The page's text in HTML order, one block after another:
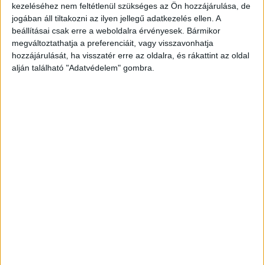
kezeléséhez nem feltétlenül szükséges az Ön hozzájárulása, de
jogában áll tiltakozni az ilyen jellegű adatkezelés ellen. A
beállításai csak erre a weboldalra érvényesek. Bármikor
megváltoztathatja a preferenciáit, vagy visszavonhatja
hozzájárulását, ha visszatér erre az oldalra, és rákattint az oldal
alján található "Adatvédelem" gombra.